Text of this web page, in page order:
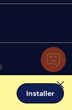
© Popcarte.com
Installer